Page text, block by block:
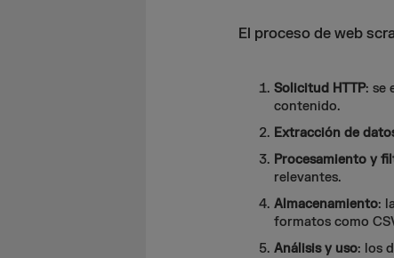
El proceso de web
Solicitud HTTP: se
contenido.
Extracción de
Procesamiento y
relevantes.
Almacenamiento:
formatos como
Análisis y uso: los